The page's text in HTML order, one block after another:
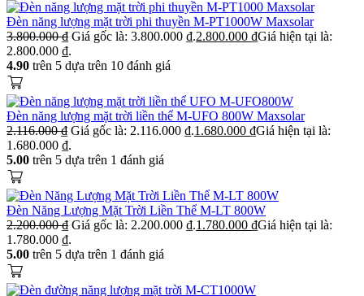
Đèn năng lượng mặt trời phi thuyền M-PT1000W Maxsolar
3.800.000₫ Giá gốc là: 3.800.000 ₫.2.800.000 ₫Giá hiện tại là:
2.800.000 ₫.
4.90 trên 5 dựa trên 10 đánh giá
Đèn năng lượng mặt trời liền thể M-UFO 800W Maxsolar
2.116.000₫ Giá gốc là: 2.116.000 ₫.1.680.000 ₫Giá hiện tại là:
1.680.000 ₫.
5.00 trên 5 dựa trên 1 đánh giá
Đèn Năng Lượng Mặt Trời Liền Thể M-LT 800W
2.200.000₫ Giá gốc là: 2.200.000 ₫.1.780.000 ₫Giá hiện tại là:
1.780.000 ₫.
5.00 trên 5 dựa trên 1 đánh giá